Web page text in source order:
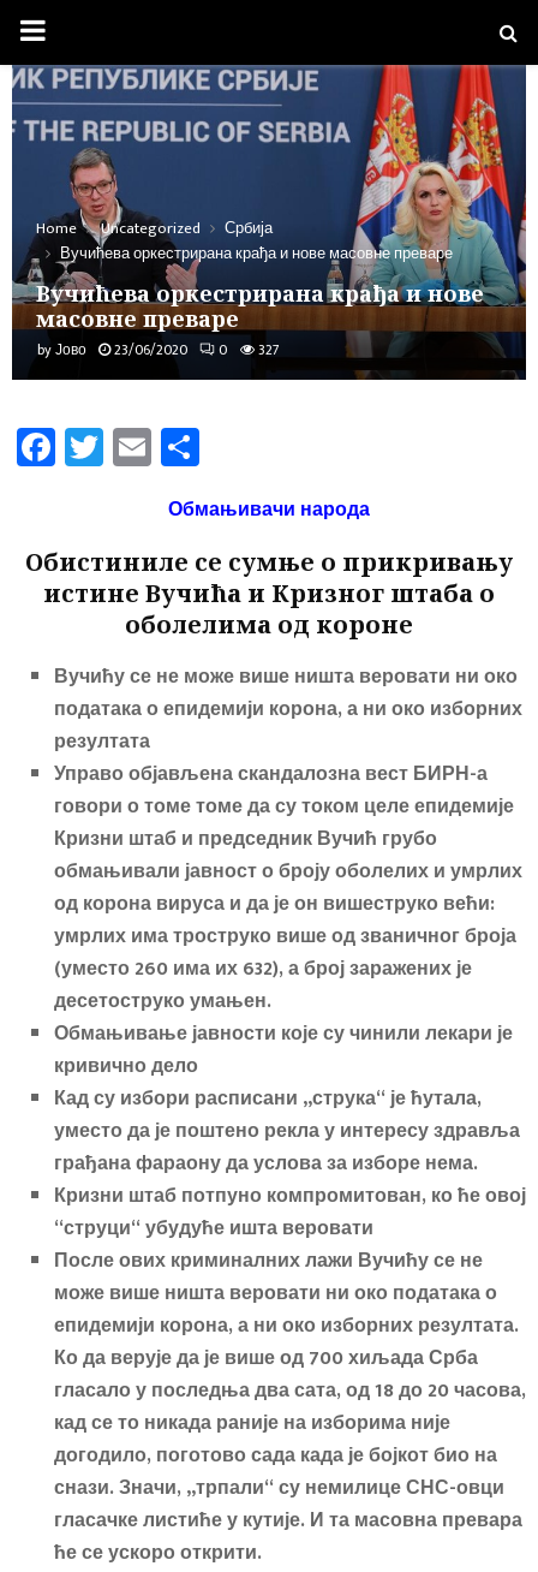
PRIMARY
MENU
Home Uncategorized
Србија
Вучићева оркестрирана крађа и нове масовне преваре
Вучићева оркестрирана крађа и нове
масовне преваре
byЈово 23/06/2020 0 327
Fa
ce
o
ok
T
wi
er
E
m
aile
Обмањивачи народа
Обистиниле се сумње о прикривању
истине Вучића и Кризног штаба о
оболелима од короне
Вучићу се не може више ништа веровати ни око
података о епидемији корона, а ни око изборних
резултата
Управо објављена скандалозна вест БИРН-а
говори о томе томе да су током целе епидемије
Кризни штаб и председник Вучић грубо
обмањивали јавност о броју оболелих и умрлих
од корона вируса и да је он вишеструко већи:
умрлих има троструко више од званичног броја
(уместо 260 има их 632), а број заражених је
десетоструко умањен.
Обмањивање јавности које су чинили лекари је
кривично дело
Кад су избори расписани „струка“ је ћутала,
уместо да је поштено рекла у интересу здравља
грађана фараону да услова за изборе нема.
Кризни штаб потпуно компромитован, ко ће овој
“струци“ убудуће ишта веровати
После ових криминалних лажи Вучићу се не
може више ништа веровати ни око података о
епидемији корона, а ни око изборних резултата.
Ко да верује да је више од 700 хиљада Срба
гласало у последња два сата, од 18 до 20 часова,
кад се то никада раније на изборима није
догодило, поготово сада када је бојкот био на
снази. Значи, „трпали“ су немилице СНС-овци
гласачке листиће у кутије. И та масовна превара
ће се ускоро открити.